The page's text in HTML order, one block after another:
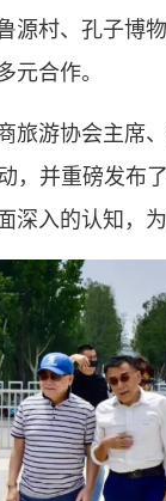
村、孔子博
元合作。
旅游协会主席
并重磅发布
入的认知，